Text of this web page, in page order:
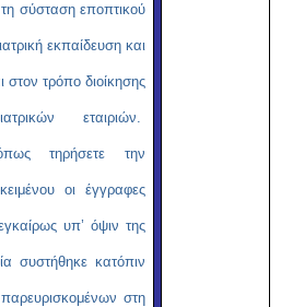
σύσταση εποπτικού
εκπαίδευση και
στον τρόπο διοίκησης
εταιριών.
τηρήσετε την
οι έγγραφες
υπ’ όψιν της
συστήθηκε κατόπιν
στη